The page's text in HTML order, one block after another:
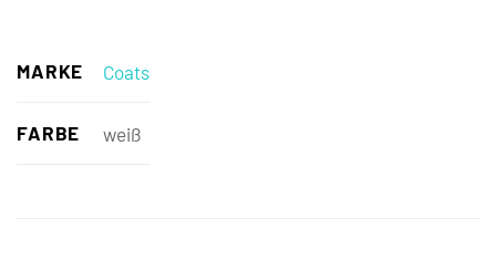
MARKE Coats
FARBE weiß